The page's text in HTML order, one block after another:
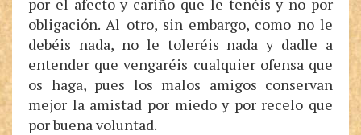
por el afecto y cariño que le tenéis y no por
obligación. Al otro, sin embargo, como no le
debéis nada, no le toleréis nada y dadle a
entender que vengaréis cualquier ofensa que
os haga, pues los malos amigos conservan
mejor la amistad por miedo y por recelo que
por buena voluntad.